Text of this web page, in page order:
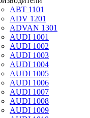
ABT 1101
ADV 1201
ADVAN 1301
AUDI 1001
AUDI 1002
AUDI 1003
AUDI 1004
AUDI 1005
AUDI 1006
AUDI 1007
AUDI 1008
AUDI 1009